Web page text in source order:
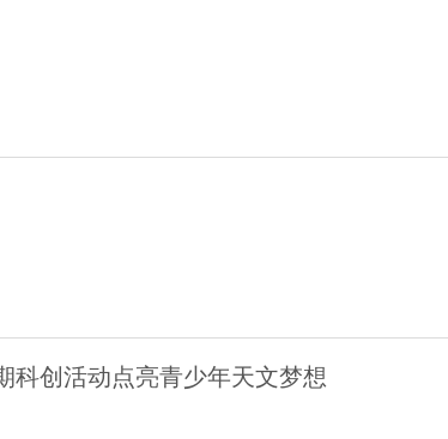
创活动点亮青少年天文梦想